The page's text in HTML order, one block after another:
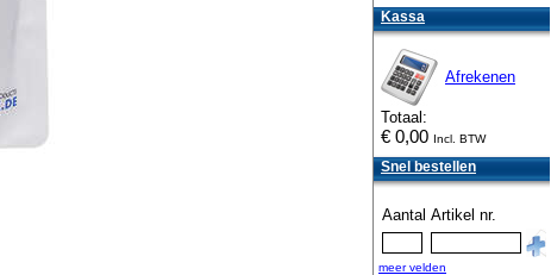
Kassa
Afrekenen
Totaal:
€ 0,00 Incl. BTW
Snel bestellen
Aantal Artikel nr.
meer velden